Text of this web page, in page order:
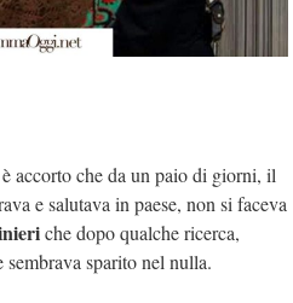
accorto che da un paio di giorni, il
e salutava in paese, non si faceva
che dopo qualche ricerca,
sparito nel nulla.